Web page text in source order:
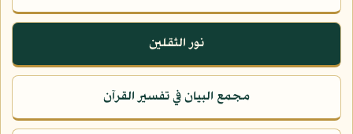
نور الثقلين
مجمع البيان في تفسير القرآن